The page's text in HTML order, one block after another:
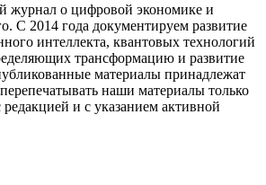
журнал о цифровой экономике и
С 2014 года документируем развитие
интеллекта, квантовых технологий
трансформацию и развитие
материалы принадлежат
наши материалы только
редакцией и с указанием активной